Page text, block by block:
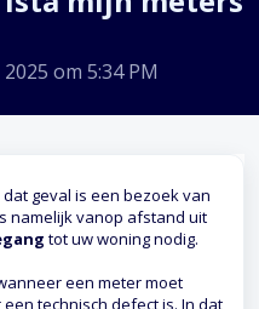
om 5:34 PM
geval is een bezoek van
namelijk vanop afstand uit
tot uw woning nodig.
een meter moet
technisch defect is. In dat